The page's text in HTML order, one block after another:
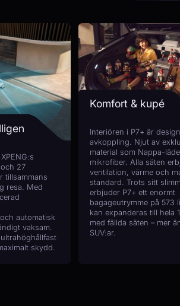
27
tillsammans
resa. Med
automatisk
vaksam.
skydd.
Komfort & kupé
Interiören i P7+ är
avkoppling. Njut av
material som Nappa-
mikrofiber. Alla säten
ventilation, värme och
standard. Trots sitt
erbjuder P7+ ett enormt
bagageutrymme på 573
kan expanderas till hela
med fällda säten – mer
SUV:ar.